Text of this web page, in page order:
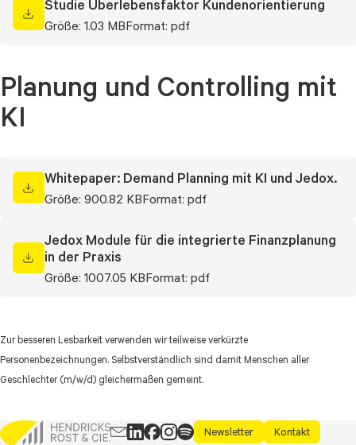
Studie Überlebensfaktor Kundenorientierung
Größe: 1.03 MBFormat: pdf
Planung und Controlling mit
KI
Whitepaper: Demand Planning mit KI und Jedox.
Größe: 900.82 KBFormat: pdf
Jedox Module für die integrierte Finanzplanung
in der Praxis
Größe: 1007.05 KBFormat: pdf
Zur besseren Lesbarkeit verwenden wir teilweise verkürzte
Personenbezeichnungen. Selbstverständlich sind damit Menschen aller
Geschlechter (m/w/d) gleichermaßen gemeint.
Newsletter Kontakt